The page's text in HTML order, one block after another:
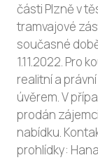
části Plzně v
tramvajové
současné
1.11.2022. Pro
realitní a
úvěrem. V
prodán
nabídku.
prohlídky: